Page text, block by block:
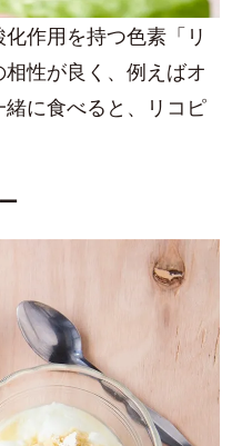
作用を持つ色素「リ
性が良く、例えばオ
に食べると、リコピ